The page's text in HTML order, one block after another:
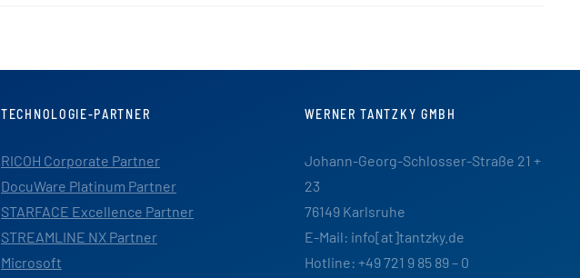
TECHNOLOGIE-PARTNER
RICOH Corporate Partner
DocuWare Platinum Partner
STARFACE Excellence Partner
STREAMLINE NX Partner
Microsoft
WERNER TANTZKY GMBH
Johann-Georg-Schlosser-Straße 21 +
23
76149 Karlsruhe
E-Mail: info[at]tantzky.de
Hotline: +49 721 9 85 89 – 0